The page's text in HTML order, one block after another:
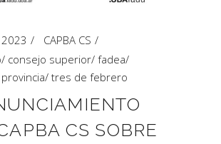
CAPBA CS
/ consejo superior/ fadea/
provincia/ tres de febrero
CS SOBRE